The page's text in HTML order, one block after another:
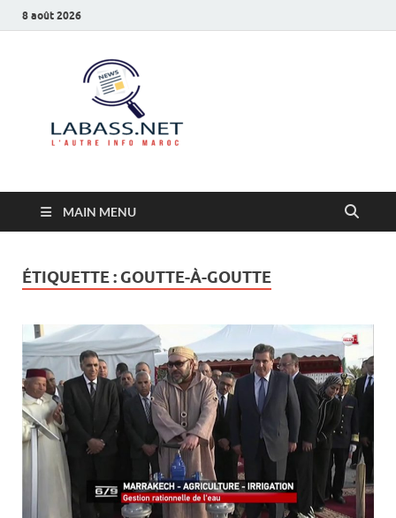
8 août 2026
MAIN MENU
ÉTIQUETTE : GOUTTE-À-GOUTTE